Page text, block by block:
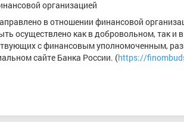
организацией
в отношении финансовой
осуществлено как в добровольном, так и
с финансовым уполномоченным,
сайте Банка России. (https://